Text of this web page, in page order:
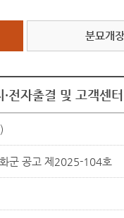
분묘개
전자출결 및 고객센
군 공고 제2025-104호